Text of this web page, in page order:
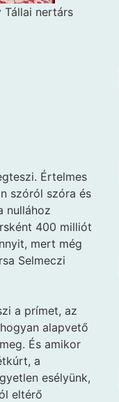
Tállai nertárs
Értelmes
szóról szóra és
nullához
400 milliót
mert még
Selmeczi
a prímet, az
alapvető
És amikor
a
esélyünk,
eltérő